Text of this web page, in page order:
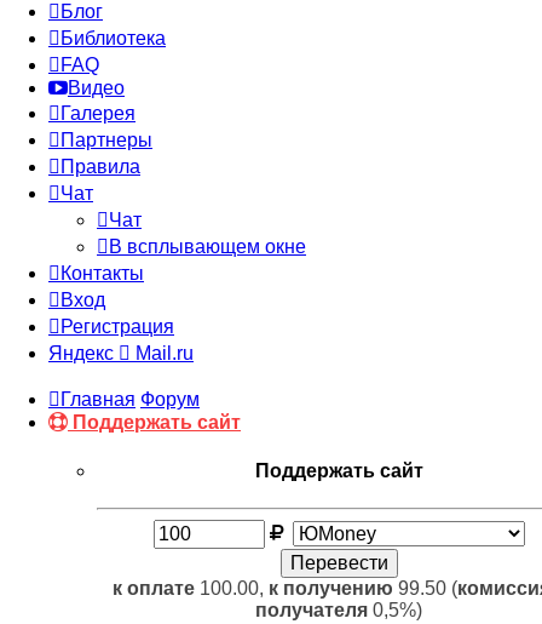
Блог
Библиотека
FAQ
Видео
Галерея
Партнеры
Правила
Чат
Чат
В всплывающем окне
Контакты
Вход
Регистрация
Яндекс
Mail.ru
Главная Форум
Поддержать сайт
Поддержать сайт
к оплате100.00, к получению 99.50 (
получателя 0,5%)